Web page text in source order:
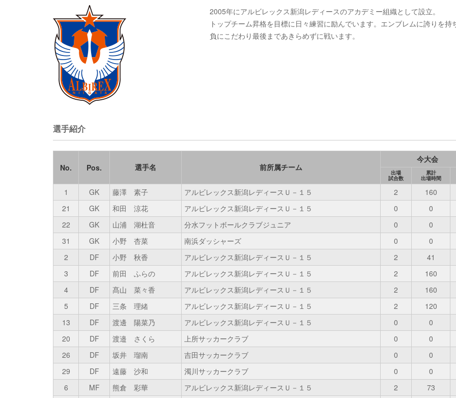
2005年にアルビレックス新潟レディースのアカデミー組織として設立。
トップチーム昇格を目標に日々練習に励んでいます。エンブレムに誇りを持
負にこだわり最後まであきらめずに戦います。
選手紹介
No. Pos. 選手名 前所属チーム
今大会
出場
試合数
累計
出場時間
1 GK 藤澤 素子 アルビレックス新潟レディースＵ－１５ 2 160
21
GK 和田 涼花 アルビレックス新潟レディースＵ－１５ 0 0
22
GK 山浦 湖杜音 分水フットボールクラブジュニア 0 0
31
GK 小野 杏菜 南浜ダッシャーズ 0 0
2
DF 小野 秋香 アルビレックス新潟レディースＵ－１５ 2 41
3
DF 前田 ふらの アルビレックス新潟レディースＵ－１５ 2 160
4
DF 髙山 菜々香 アルビレックス新潟レディースＵ－１５ 2 160
5
DF 三条 理緒 アルビレックス新潟レディースＵ－１５ 2 120
13
DF 渡邊 陽菜乃 アルビレックス新潟レディースＵ－１５ 0 0
20
DF 渡邉 さくら 上所サッカークラブ 0 0
26
DF 坂井 瑠南 吉田サッカークラブ 0 0
29
DF 遠藤 沙和 濁川サッカークラブ 0 0
6
MF 熊倉 彩華 アルビレックス新潟レディースＵ－１５ 2 73